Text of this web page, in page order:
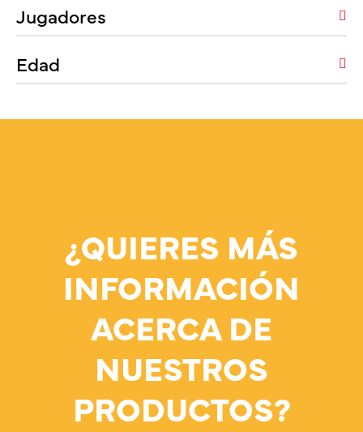
Jugadores
Edad
¿QUIERES MÁS
INFORMACIÓN
ACERCA DE
NUESTROS
PRODUCTOS?